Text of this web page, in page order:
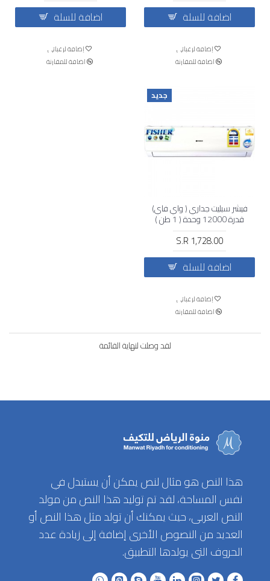
اضافة للسلة
إضافة لرغباتي
اضافة للمقارنة
اضافة للسلة
إضافة لرغباتي
اضافة للمقارنة
جديد
فيشر سبليت جداري ( واي فاي)
قدرة 12000 وحدة ( 1 طن )
بارد فقط
S.R 1,728.00
اضافة للسلة
إضافة لرغباتي
اضافة للمقارنة
لقد وصلت لنهاية القائمة
هذا النص هو مثال لنص يمكن أن يستبدل في
نفس المساحة، لقد تم توليد هذا النص من مولد
النص العربى، حيث يمكنك أن تولد مثل هذا النص أو
العديد من النصوص الأخرى إضافة إلى زيادة عدد
الحروف التى يولدها التطبيق.